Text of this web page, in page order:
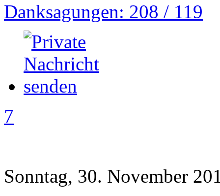
Danksagungen: 208 / 119
7
Sonntag, 30. November